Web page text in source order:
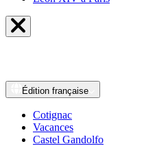
Édition française
Cotignac
Vacances
Castel Gandolfo